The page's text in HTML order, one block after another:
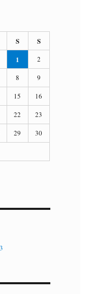
S
S
1
2
8
9
15
16
22
23
29
30